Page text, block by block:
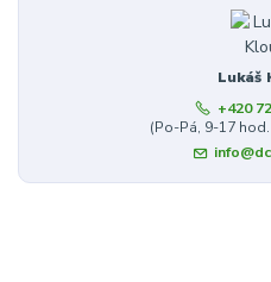
Lukáš
+420
(Po-Pá, 9-17